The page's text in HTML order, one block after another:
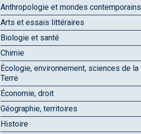
Anthropologie et mondes contemporains
Arts et essais littéraires
Biologie et santé
Chimie
Écologie, environnement, sciences de la
Terre
Économie, droit
Géographie, territoires
Histoire